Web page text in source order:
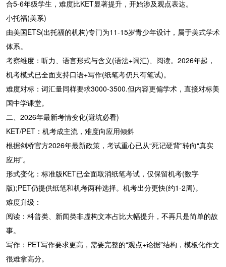
合5-6年级学生，难度比KET显著提升，开始涉及观点表达。
小托福(美系)
由美国ETS(出托福的机构)专门为11-15岁青少年设计，属于美式学术
体系。
考察维度：听力、语言形式与含义(语法+词汇)、阅读。2026年起，
机考模式已全面支持口语+写作(纸笔考仍只有笔试)。
难度对标：词汇量同样要求3000-3500.但内容更偏学术，直接对标美
国中学课堂。
二、2026年最新考情变化(避坑必看)
KET/PET：机考成主流，难度向应用倾斜
根据剑桥官方2026年最新政策，考试重心已从“死记硬背”转向“真实
应用”。
形式变化：标准版KET已全面取消纸笔考试，仅保留机考(数字
版);PET仍提供纸笔和机考两种选择。机考出分更快(约1-2周)。
难度升级：
阅读：科普类、新闻类非虚构文本占比大幅提升，不再只是简单的故
事。
写作：PET写作要求更高，需要完整的“观点+论据”结构，模板化作文
很难拿高分。